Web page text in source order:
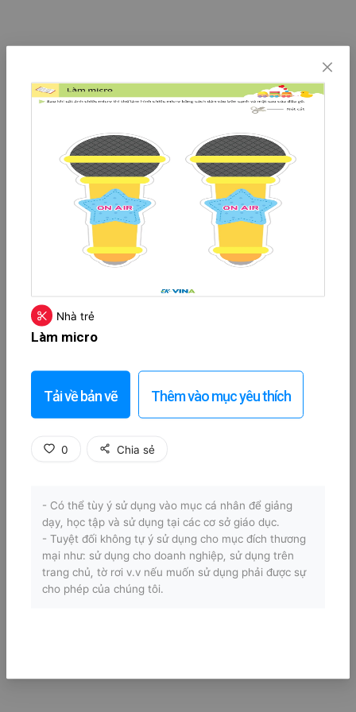
Nhà trẻ
Làm micro
Tải về bản vẽ Thêm vào mục yêu thích
0 Chia sẻ
- Có thể tùy ý sử dụng vào mục cá nhân để giảng
dạy, học tập và sử dụng tại các cơ sở giáo dục.
- Tuyệt đối không tự ý sử dụng cho mục đích thương
mại như: sử dụng cho doanh nghiệp, sử dụng trên
trang chủ, tờ rơi v.v nếu muốn sử dụng phải được sự
cho phép của chúng tôi.